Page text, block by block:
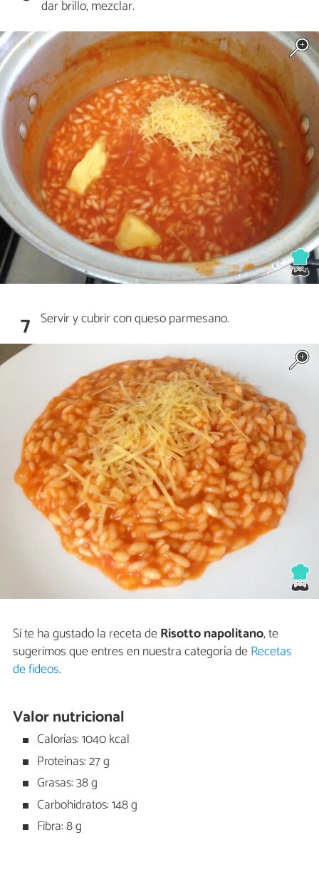
dar brillo, mezclar.
7 Servir y cubrir con queso parmesano.
Si te ha gustado la receta deRisotto napolitano, te
sugerimos que entres en nuestra categoría deRecetas
de fideos.
Valor nutricional
Calorías: 1040 kcal
Proteínas: 27 g
Grasas: 38 g
Carbohidratos: 148 g
Fibra: 8 g